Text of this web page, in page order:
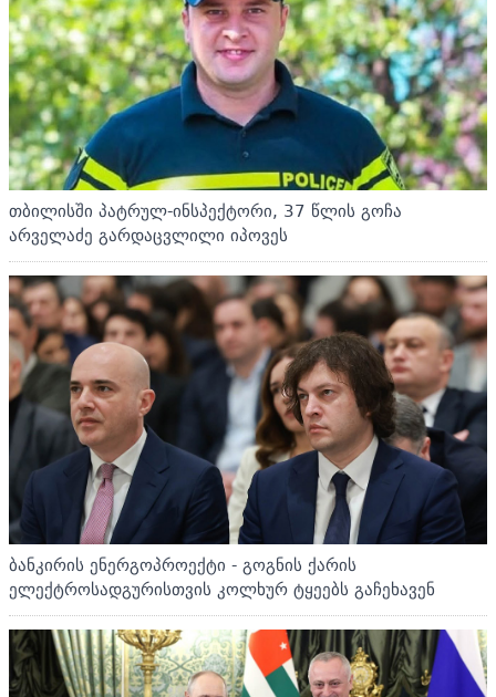
თბილისში პატრულ-ინსპექტორი, 37 წლის გოჩა
არველაძე გარდაცვლილი იპოვეს
ბანკირის ენერგოპროექტი - გოგნის ქარის
ელექტროსადგურისთვის კოლხურ ტყეებს გაჩეხავენ